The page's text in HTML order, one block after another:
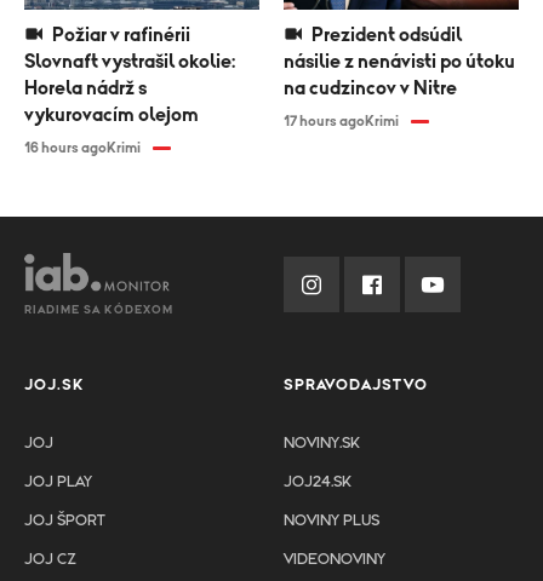
Slovnaft vystrašil okolie:
Horela nádrž s
vykurovacím olejom
16 hours agoKrimi
násilie z nenávisti po útoku
na cudzincov v Nitre
17 hours agoKrimi
RIADIME SA KÓDEXOM
JOJ.SK
JOJ
JOJ PLAY
JOJ ŠPORT
JOJ CZ
SPRAVODAJSTVO
NOVINY.SK
JOJ24.SK
NOVINY PLUS
VIDEONOVINY